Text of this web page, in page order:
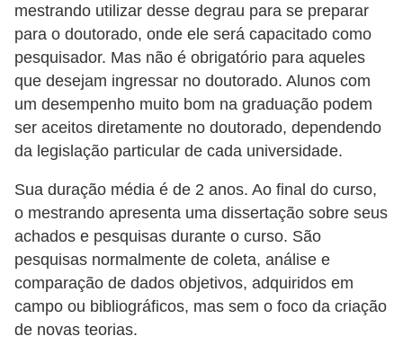
mestrando utilizar desse degrau para se preparar
para o doutorado, onde ele será capacitado como
pesquisador. Mas não é obrigatório para aqueles
que desejam ingressar no doutorado. Alunos com
um desempenho muito bom na graduação podem
ser aceitos diretamente no doutorado, dependendo
da legislação particular de cada universidade.
Sua duração média é de 2 anos. Ao final do curso,
o mestrando apresenta uma dissertação sobre seus
achados e pesquisas durante o curso. São
pesquisas normalmente de coleta, análise e
comparação de dados objetivos, adquiridos em
campo ou bibliográficos, mas sem o foco da criação
de novas teorias.
I
l
u
s
ã
o
d
e
ó
t
i